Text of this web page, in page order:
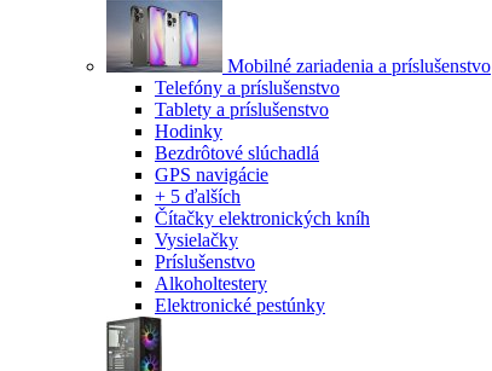
Mobilné zariadenia a príslušenstvo
Telefóny a príslušenstvo
Tablety a príslušenstvo
Hodinky
Bezdrôtové slúchadlá
GPS navigácie
+ 5 ďalších
Čítačky elektronických kníh
Vysielačky
Príslušenstvo
Alkoholtestery
Elektronické pestúnky